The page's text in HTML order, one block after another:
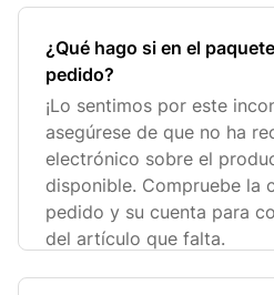
¿Qué hago si en el
pedido?
¡Lo sentimos por este
asegúrese de que no ha
electrónico sobre el
disponible. Compruebe la
pedido y su cuenta para
del artículo que falta.